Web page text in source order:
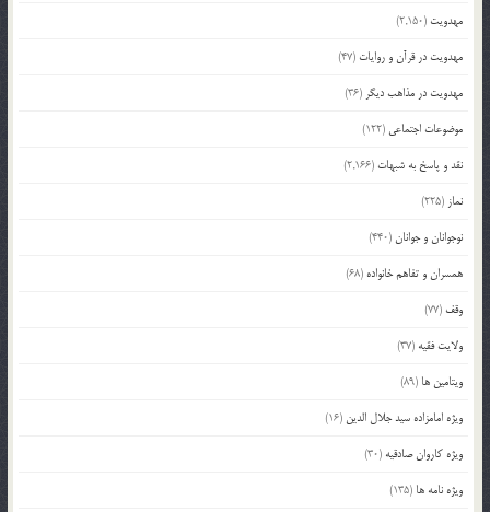
مهدویت (2,150)
مهدویت در قرآن و روایات (47)
مهدویت در مذاهب دیگر (36)
موضوعات اجتماعی (122)
نقد و پاسخ به شبهات (2,166)
نماز (225)
نوجوانان و جوانان(440)
همسران و تفاهم خانواده (68)
وقف (77)
ولایت فقیه (37)
ویتامین ها (89)
ویژه امامزاده سید جلال الدین (16)
ویژه کاروان صادقیه (30)
ویژه نامه ها (135)